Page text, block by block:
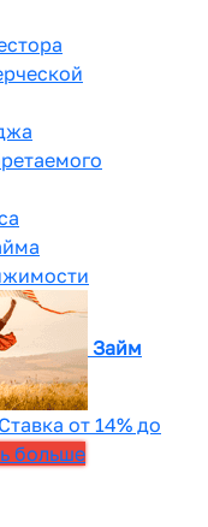
Займ
Ставка от 14% до
больше